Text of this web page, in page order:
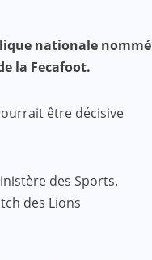
nationale nommé
la Fecafoot.
être décisive
des Sports.
des Lions